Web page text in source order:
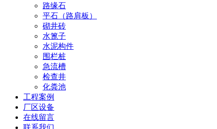
路缘石
平石（路肩板）
砌井砖
水篦子
水泥构件
围栏桩
急流槽
检查井
化粪池
工程案例
厂区设备
在线留言
联系我们